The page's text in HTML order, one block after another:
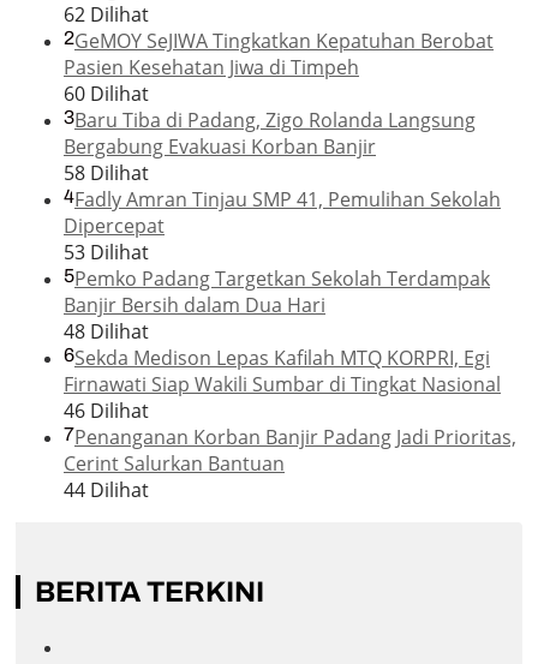
62 Dilihat
2GeMOY SeJIWA Tingkatkan Kepatuhan Berobat
Pasien Kesehatan Jiwa di Timpeh
60 Dilihat
3Baru Tiba di Padang, Zigo Rolanda Langsung
Bergabung Evakuasi Korban Banjir
58 Dilihat
4Fadly Amran Tinjau SMP 41, Pemulihan Sekolah
Dipercepat
53 Dilihat
5Pemko Padang Targetkan Sekolah Terdampak
Banjir Bersih dalam Dua Hari
48 Dilihat
6Sekda Medison Lepas Kafilah MTQ KORPRI, Egi
Firnawati Siap Wakili Sumbar di Tingkat Nasional
46 Dilihat
7Penanganan Korban Banjir Padang Jadi Prioritas,
Cerint Salurkan Bantuan
44 Dilihat
BERITA TERKINI